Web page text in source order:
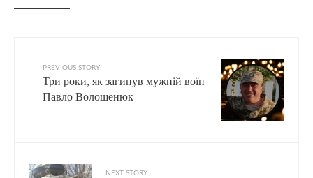
PREVIOUS STORY
Три роки, як загинув мужній воїн
Павло Волошенюк
NEXT STORY